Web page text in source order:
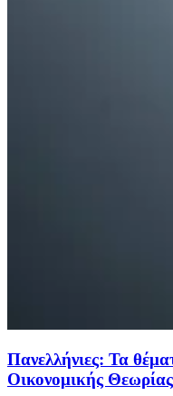
Πανελλήνιες: Τα
Οικονομικής Θεωρίας